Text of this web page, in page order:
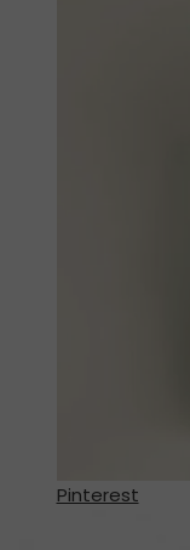
Pinterest